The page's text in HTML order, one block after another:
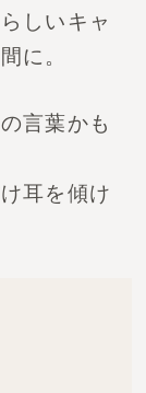
しいキャ
に。
言葉かも
耳を傾け